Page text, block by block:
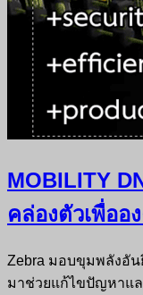
MOBILITY
คล่องตัวเพื่ออ
Zebra มอบขุมพลังอั
มาช่วยแก้ไขปัญหาแ